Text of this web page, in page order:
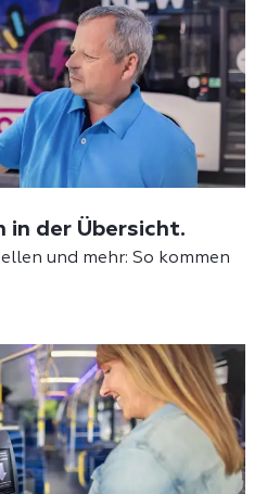
in der Übersicht.
und mehr: So kommen